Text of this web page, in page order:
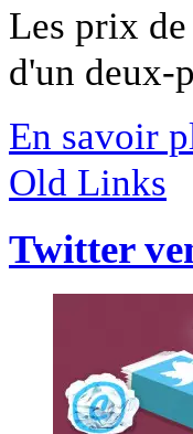
Les prix
d'un deux-
En savoir
Old Links
Twitter